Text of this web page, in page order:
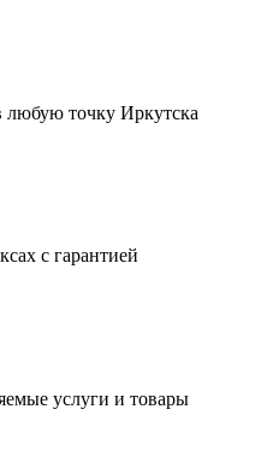
любую точку Иркутска
с гарантией
услуги и товары